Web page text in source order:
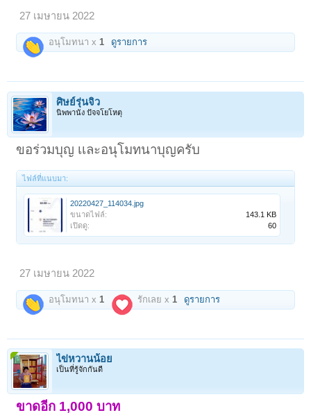
27 เมษายน 2022
อนุโมทนา x1 ดูรายการ
ศิษย์รุ่นจิ๋ว
นิพพานัง ปัจจโยโหตุ
ขอร่วมบุญ เเละอนุโมทนาบุญครับ
ไฟล์ที่แนบมา:
20220427_114034.jpg
ขนาดไฟล์:
143.1 KB
เปิดดู:
60
27 เมษายน 2022
อนุโมทนา x 1 รักเลย x 1 ดูรายการ
ไข่หวานน้อย
เป็นที่รู้จักกันดี
ขาดอีก 1,000 บาท